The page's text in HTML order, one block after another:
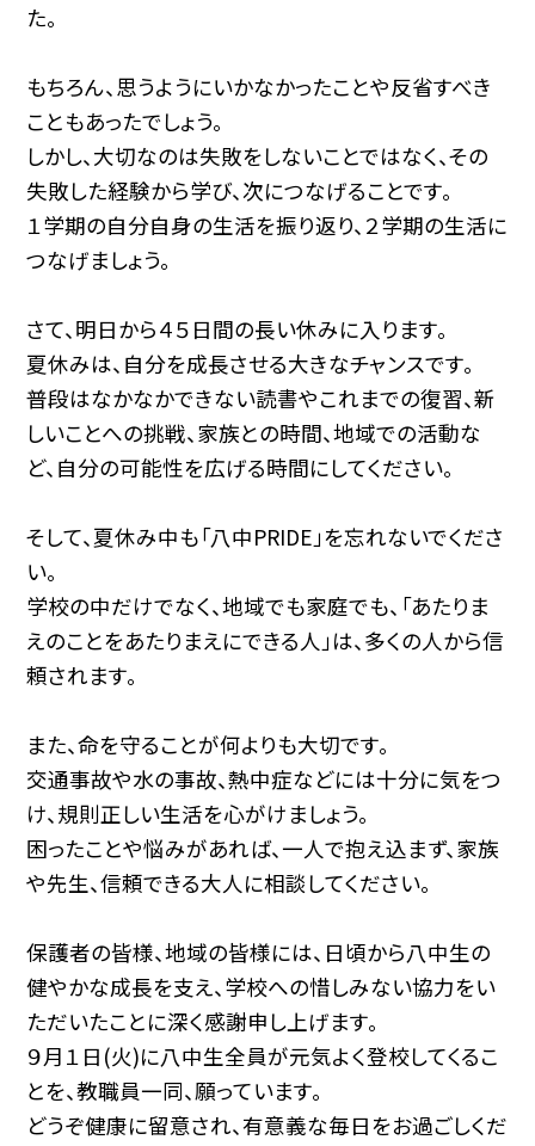
た。
もちろん、思うようにいかなかったことや反省すべき
こともあったでしょう。
しかし、大切なのは失敗をしないことではなく、その
失敗した経験から学び、次につなげることです。
１学期の自分自身の生活を振り返り、２学期の生活に
つなげましょう。
さて、明日から４５日間の長い休みに入ります。
夏休みは、自分を成長させる大きなチャンスです。
普段はなかなかできない読書やこれまでの復習、新
しいことへの挑戦、家族との時間、地域での活動な
ど、自分の可能性を広げる時間にしてください。
そして、夏休み中も「八中PRIDE」を忘れないでくださ
い。
学校の中だけでなく、地域でも家庭でも、「あたりま
えのことをあたりまえにできる人」は、多くの人から信
頼されます。
また、命を守ることが何よりも大切です。
交通事故や水の事故、熱中症などには十分に気をつ
け、規則正しい生活を心がけましょう。
困ったことや悩みがあれば、一人で抱え込まず、家族
や先生、信頼できる大人に相談してください。
保護者の皆様、地域の皆様には、日頃から八中生の
健やかな成長を支え、学校への惜しみない協力をい
ただいたことに深く感謝申し上げます。
９月１日(火)に八中生全員が元気よく登校してくるこ
とを、教職員一同、願っています。
どうぞ健康に留意され、有意義な毎日をお過ごしくだ